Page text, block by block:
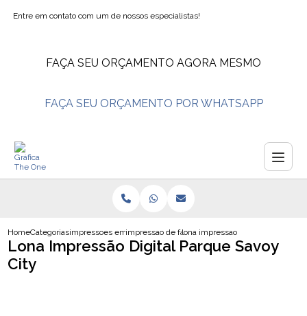
Entre em contato com um de nossos especialistas!
FAÇA SEU ORÇAMENTO AGORA MESMO
FAÇA SEU ORÇAMENTO POR WHATSAPP
HomeCategoriasimpressoes em lonaimpressao de faixa em lonalona impressao digital parque
Lona Impressão Digital Parque Savoy
City